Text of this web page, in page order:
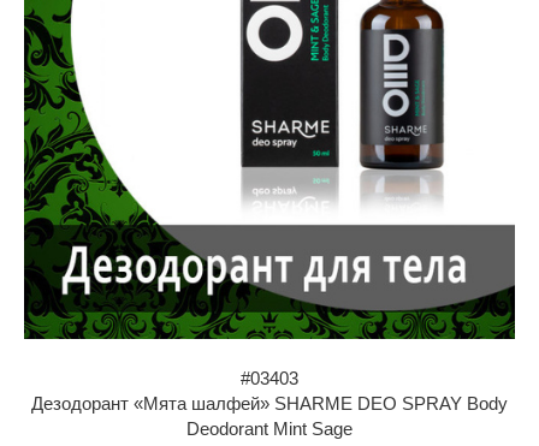
#03403
Дезодорант «Мята шалфей» SHARME DEO SPRAY Body
Deodorant Mint Sage